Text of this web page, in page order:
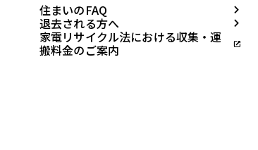
住まいのFAQ arrow_forward_ios
退去される方へ arrow_forward_ios
家電リサイクル法における収集・運
搬料金のご案内 open_in_new